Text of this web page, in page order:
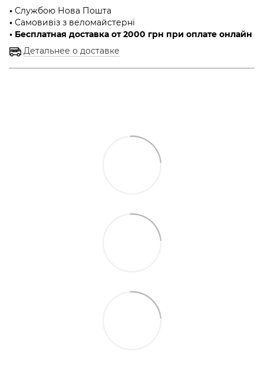
• Службою Нова Пошта
• Самовивіз з веломайстерні
• Бесплатная доставка от 2000 грн при оплате онлайн
Детальнее о доставке